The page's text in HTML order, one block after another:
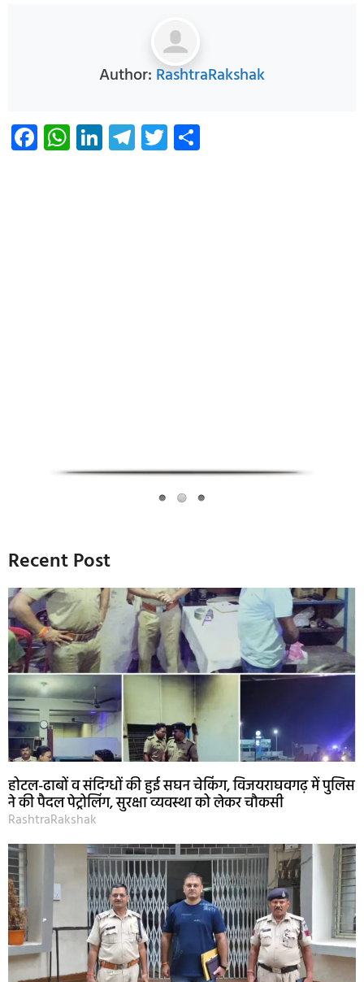
Author: RashtraRakshak
Facebook
WhatsApp
LinkedIn
Telegram
Twitter
Recent Post
होटल-ढाबों व संदिग्धों की हुई सघन चेकिंग, विजयराघवगढ़ में पुलिस
ने की पैदल पेट्रोलिंग, सुरक्षा व्यवस्था को लेकर चौकसी
RashtraRakshak